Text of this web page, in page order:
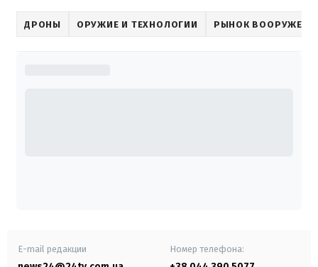
ДРОНЫ ОРУЖИЕ И ТЕХНОЛОГИИ РЫНОК
E-mail редакции Номер телефона: